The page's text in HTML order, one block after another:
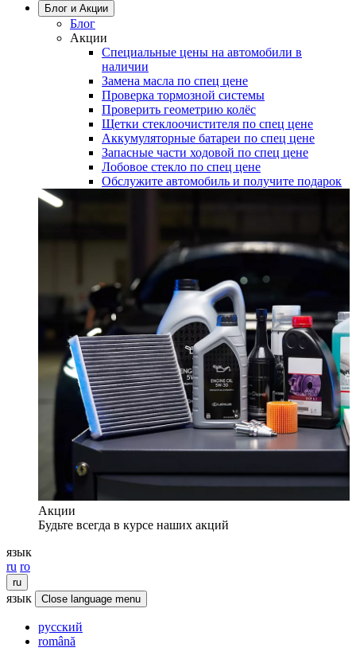
Блог и Акции
Блог
Акции
Специальные цены на автомобили в
наличии
Замена масла по спец цене
Проверка тормозной системы
Проверить геометрию колёс
Щетки стеклоочистителя по спец цене
Аккумуляторные батареи по спец цене
Запасные части ходовой по спец цене
Лобовое стекло по спец цене
Обслужите автомобиль и получите подарок
Акции
Будьте всегда в курсе наших акций
язык
ru ro
ru
язык Close language menu
русский
română